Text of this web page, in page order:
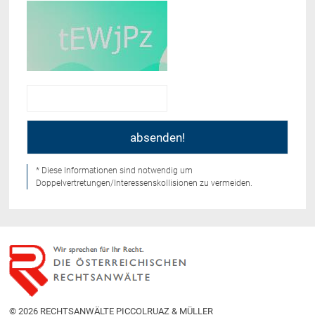
* Diese Informationen sind notwendig um
Doppelvertretungen/Interessenskollisionen zu vermeiden.
© 2026 RECHTSANWÄLTE PICCOLRUAZ & MÜLLER